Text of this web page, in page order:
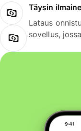
Täysin
Lataus
sovellus,